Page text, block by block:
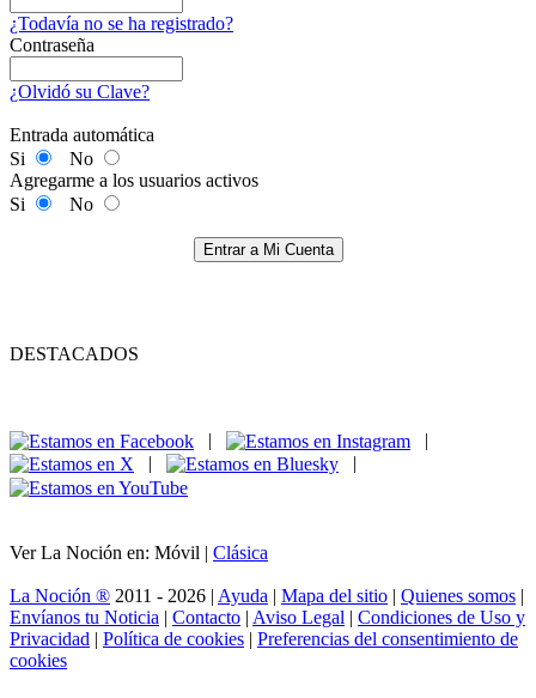
¿Todavía no se ha registrado?
Contraseña
¿Olvidó su Clave?
Entrada automática
Si
No
Agregarme a los usuarios activos
Si
No
Entrar a Mi Cuenta
DESTACADOS
|
|
|
|
Ver La Noción en: Móvil | Clásica
La Noción ® 2011 - 2026 | Ayuda | Mapa del sitio | Quienes somos |
Envíanos tu Noticia | Contacto | Aviso Legal | Condiciones de Uso y
Privacidad | Política de cookies | Preferencias del consentimiento de
cookies